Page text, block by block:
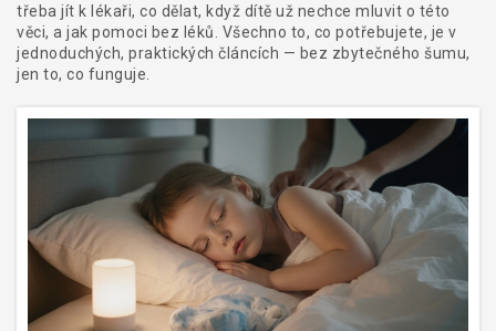
třeba jít k lékaři, co dělat, když dítě už nechce mluvit o této
věci, a jak pomoci bez léků. Všechno to, co potřebujete, je v
jednoduchých, praktických článcích — bez zbytečného šumu,
jen to, co funguje.